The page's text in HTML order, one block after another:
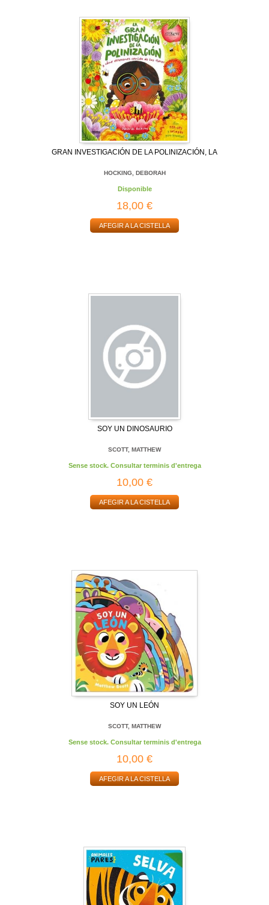
GRAN INVESTIGACIÓN DE LA POLINIZACIÓN, LA
HOCKING, DEBORAH
Disponible
18,00 €
AFEGIR A LA CISTELLA
SOY UN DINOSAURIO
SCOTT, MATTHEW
Sense stock. Consultar terminis d'entrega
10,00 €
AFEGIR A LA CISTELLA
SOY UN LEÓN
SCOTT, MATTHEW
Sense stock. Consultar terminis d'entrega
10,00 €
AFEGIR A LA CISTELLA